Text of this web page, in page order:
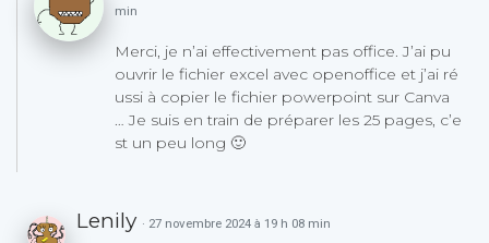
min
Merci, je n’ai effectivement pas office. J’ai pu
ouvrir le fichier excel avec openoffice et j’ai ré
ussi à copier le fichier powerpoint sur Canva
… Je suis en train de préparer les 25 pages, c’e
st un peu long 🙂
Lenily · 27 novembre 2024 à 19 h 08 min